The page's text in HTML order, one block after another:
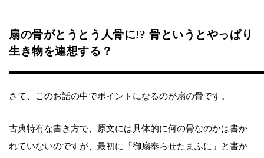
扇の骨がとうとう人骨に!? 骨というとやっぱり
生き物を連想する？
さて、このお話の中でポイントになるのが扇の骨です。
古典特有な書き方で、原文には具体的に何の骨なのかは書か
れていないのですが、最初に「御扇奉らせたまふに」と書か